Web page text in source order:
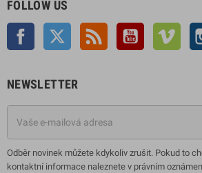
FOLLOW US
Facebook Twitter Rss YouTube
NEWSLETTER
Odběr novinek můžete kdykoliv zrušit. Pokud to
kontaktní informace naleznete v právním